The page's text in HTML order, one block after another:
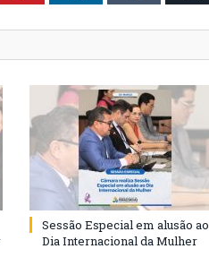
Sessão Especial em alusão ao
Dia Internacional da Mulher